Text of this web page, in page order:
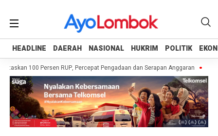
HEADLINE DAERAH NASIONAL HUKRIM POLITIK
HEADLINE DAERAH NASIONAL HUKRIM POLITIK
100 Persen RUP, Percepat Pengadaan dan Serapan Anggaran